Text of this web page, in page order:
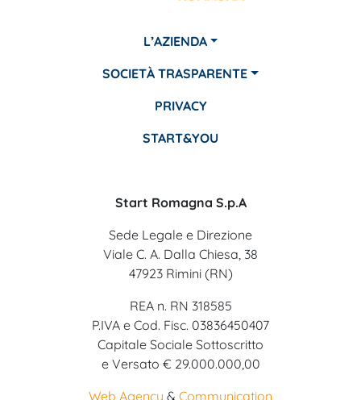
L’AZIENDA
SOCIETÀ TRASPARENTE
PRIVACY
START&YOU
Start Romagna S.p.A
Sede Legale e Direzione
Viale C. A. Dalla Chiesa, 38
47923 Rimini (RN)
REA n. RN 318585
P.IVA e Cod. Fisc. 03836450407
Capitale Sociale Sottoscritto
e Versato € 29.000.000,00
Web Agency & Communication